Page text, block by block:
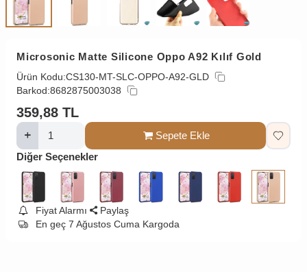
Microsonic Matte Silicone Oppo A92 Kılıf Gold
Ürün Kodu:CS130-MT-SLC-OPPO-A92-GLD
Barkod:8682875003038
359,88 TL
Sepete Ekle
Diğer Seçenekler
Fiyat Alarmı
Paylaş
En geç 7 Ağustos Cuma Kargoda